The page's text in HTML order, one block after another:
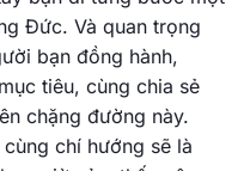
Đức. Và quan trọng
bạn đồng hành,
tiêu, cùng chia sẻ
chặng đường này.
chí hướng sẽ là